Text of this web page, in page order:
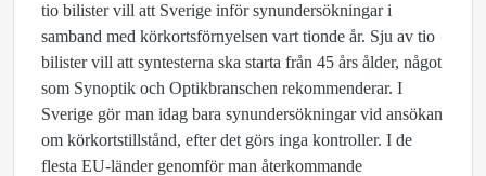
tio bilister vill att Sverige inför synundersökningar i
samband med körkortsförnyelsen vart tionde år. Sju av tio
bilister vill att syntesterna ska starta från 45 års ålder, något
som Synoptik och Optikbranschen rekommenderar. I
Sverige gör man idag bara synundersökningar vid ansökan
om körkortstillstånd, efter det görs inga kontroller. I de
flesta EU-länder genomför man återkommande